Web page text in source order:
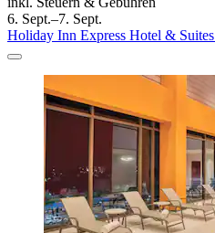
6. Sept.–7. Sept.
Holiday Inn Express Hotel &